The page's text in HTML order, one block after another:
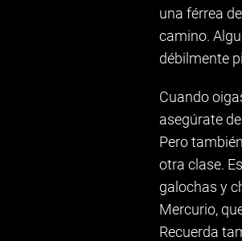
una férrea
camino.
débilmente
Cuando
asegúrate
Pero
otra clase.
galochas y
Mercurio,
Recuerda